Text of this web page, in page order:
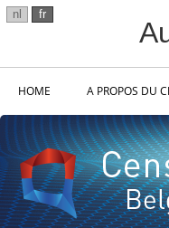
nl fr
HOME A PROPOS DU